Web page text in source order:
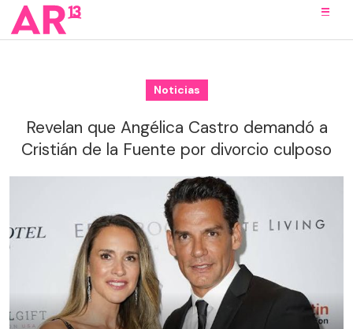
Noticias
Revelan que Angélica Castro demandó a
Cristián de la Fuente por divorcio culposo